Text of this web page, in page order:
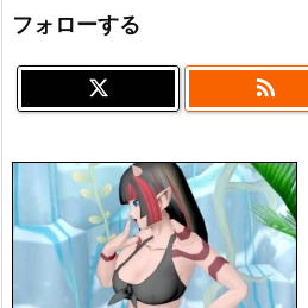
フォローする
